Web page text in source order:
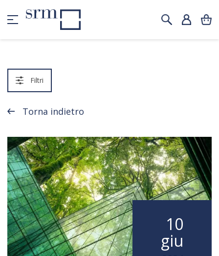
Filtri
Torna indietro
10
giu